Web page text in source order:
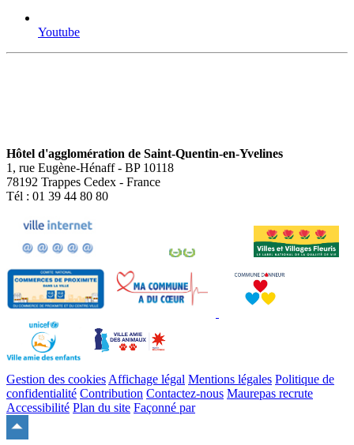
Youtube
Hôtel d'agglomération de Saint-Quentin-en-Yvelines
1, rue Eugène-Hénaff - BP 10118
78192 Trappes Cedex - France
Tél : 01 39 44 80 80
Gestion des cookies Affichage légal Mentions légales Politique de
confidentialité Contribution Contactez-nous Maurepas recrute
Accessibilité Plan du site Façonné par